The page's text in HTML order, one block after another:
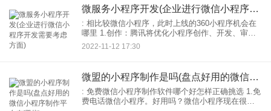
微服务小程序开发(企业进行微信小程序开发需要考虑方面)
: 相比较微信小程序，此时上线的360小程序机会在
哪里 1.创作：腾讯将优化小程序创作、开发、审
核、迭代等基础能力，帮助优质服务商简化产品和
审核环节；通过高效易用的产品或接口，帮助服务
2022-11-12 17:30
微盟的小程序制作是吗(盘点好用的微信小程序制作平台有哪些)
: 免费微信小程序制作软件哪个好怎样正确挑选 1.免
费电话微信小程序。好用吗？微信小程序现在很常